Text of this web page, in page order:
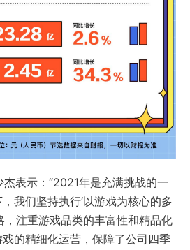
表示：“2021年是充满挑战的一
我们坚持执行‘以游戏为核心的多
，注重游戏品类的丰富性和精品化
的精细化运营，保障了公司四季